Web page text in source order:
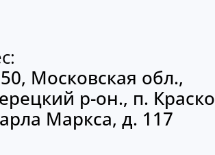
Московская обл.,
р-он., п.
Маркса, д. 117